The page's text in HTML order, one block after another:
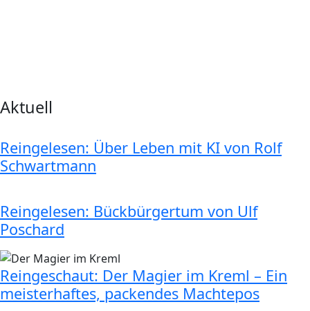
Aktuell
Reingelesen: Über Leben mit KI von Rolf
Schwartmann
Reingelesen: Bückbürgertum von Ulf
Poschard
Reingeschaut: Der Magier im Kreml – Ein
meisterhaftes, packendes Machtepos